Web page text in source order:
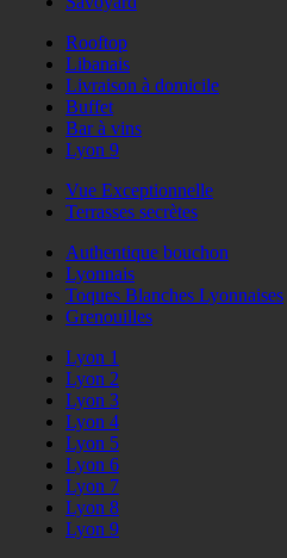
Rooftop
Libanais
Livraison à domicile
Buffet
Bar à vins
Lyon 9
Vue Exceptionnelle
Terrasses secrètes
Authentique bouchon
Lyonnais
Toques Blanches Lyonnaises
Grenouilles
Lyon 1
Lyon 2
Lyon 3
Lyon 4
Lyon 5
Lyon 6
Lyon 7
Lyon 8
Lyon 9